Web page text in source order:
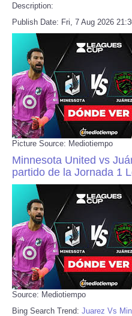
Description:
Publish Date: Fri, 7 Aug 2026
Picture Source: Mediotiempo
Minnesota United vs
partido de la Jornada 1
Source: Mediotiempo
Bing Search Trend: Juarez Vs